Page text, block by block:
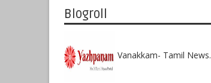
Blogroll
Vanakkam- Tamil News.